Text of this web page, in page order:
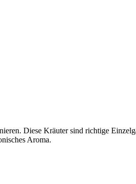
Diese Kräuter sind richtige
Aroma.